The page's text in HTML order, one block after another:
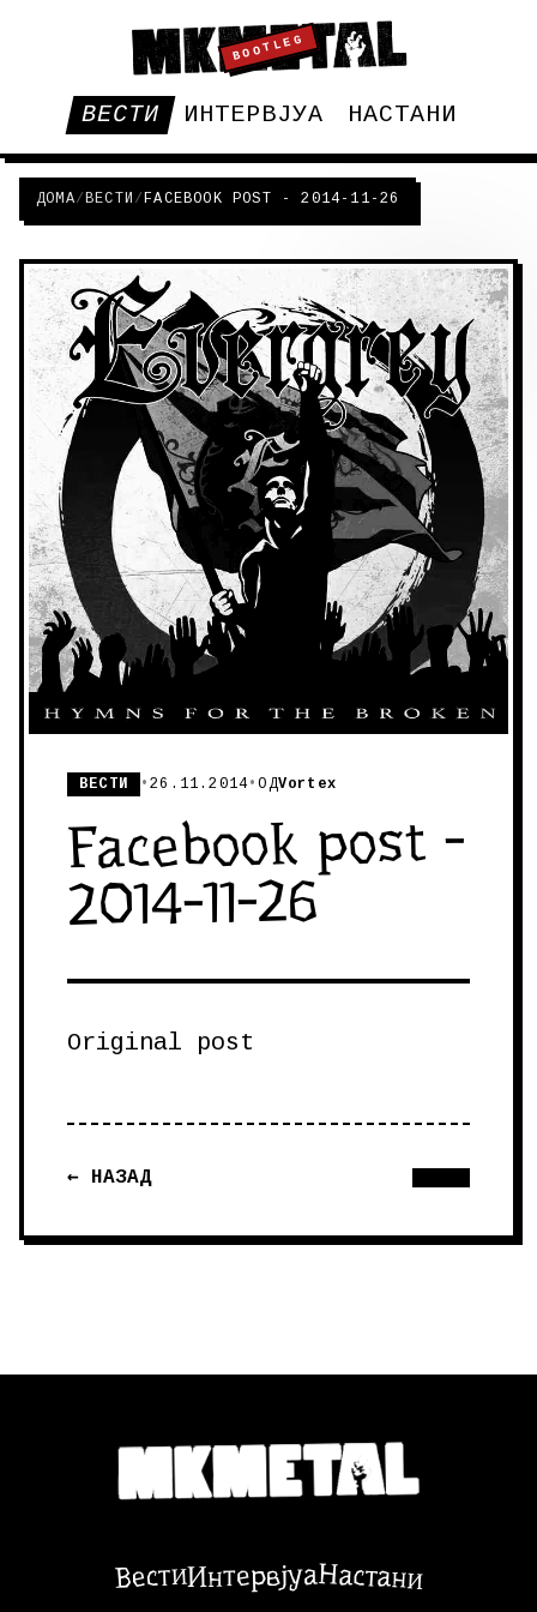
BOOTLEG
ВЕСТИ ИНТЕРВЈУА НАСТАНИ
ДОМА/ВЕСТИ /FACEBOOK POST - 2014-11-26
ВЕСТИ •26.11.2014 •ОДVortex
Facebook post -
2014-11-26
Original post
← НАЗАД
ВестиИнтервјуаНастани